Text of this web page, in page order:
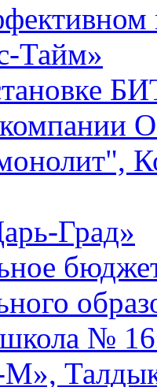
Тайм»
Град»
№